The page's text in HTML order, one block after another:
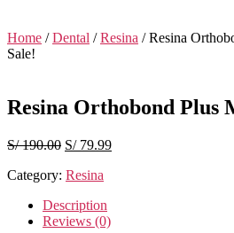
Home /Dental /Resina / Resina
Sale!
Resina Orthobond Plus
S/190.00 Original
was:
S/79.99Current
Category: Resina
Description
Reviews (0)